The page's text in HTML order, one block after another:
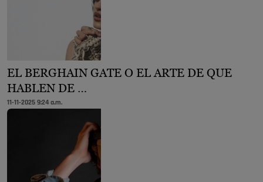
EL BERGHAIN GATE O EL ARTE DE QUE
HABLEN DE …
11-11-2025 9:24 a.m.